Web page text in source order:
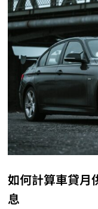
如何計算車貸月
息